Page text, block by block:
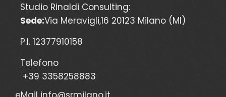
Studio Rinaldi Consulting:
Sede:Via Meravigli,16 20123 Milano (MI)
P.I. 12377910158
Telefono
+39 3358258883